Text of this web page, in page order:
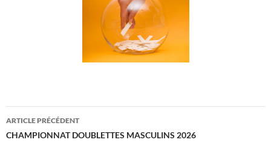
Navigation
des
ARTICLE PRÉCÉDENT
CHAMPIONNAT DOUBLETTES MASCULINS 2026